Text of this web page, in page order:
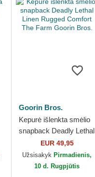
Goorin Bros.
Kepurė išlenkta smėlio
snapback Deadly Lethal
Linen Rugged Comfort
The Farm Goorin Bros.
EUR 49,95
Užsisakyk Pirmadienis,
10 d. Rugpjūtis